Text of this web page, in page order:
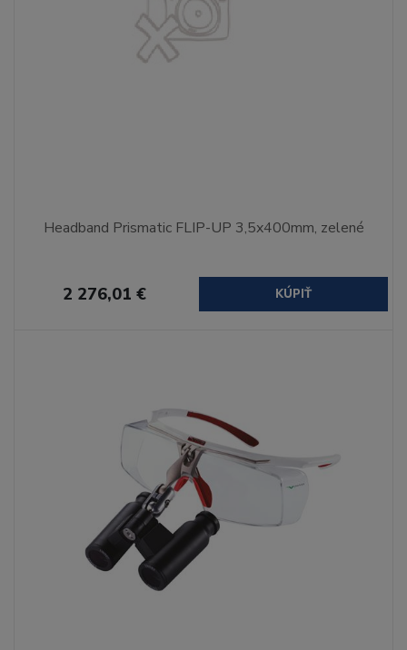
Headband Prismatic FLIP-UP 3,5x400mm, zelené
2 276,01 € KÚPIŤ